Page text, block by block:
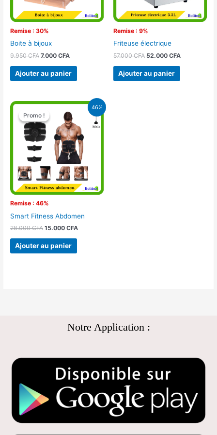
Remise : 30%
Boite à bijoux
9.950CFA 7.000CFA
Ajouter au panier
Remise : 9%
Friteuse électrique
57.000CFA 52.000 CFA
Ajouter au panier
46%
Promo !
Remise : 46%
Promo !
Smart Fitness Abdomen
28.000CFA
Le
prix
initial
était :
28.000 CFA.
15.000CFA
Le
prix
actuel
est :
15.000 CFA.
Ajouter au panier
Notre Application :